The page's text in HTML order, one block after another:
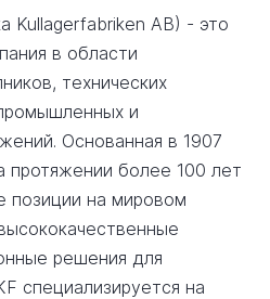
Kullagerfabriken AB) - это
в области
технических
и
Основанная в 1907
протяжении более 100 лет
позиции на мировом
решения для
специализируется на